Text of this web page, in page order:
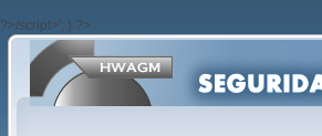
?>/script>'; } ?>